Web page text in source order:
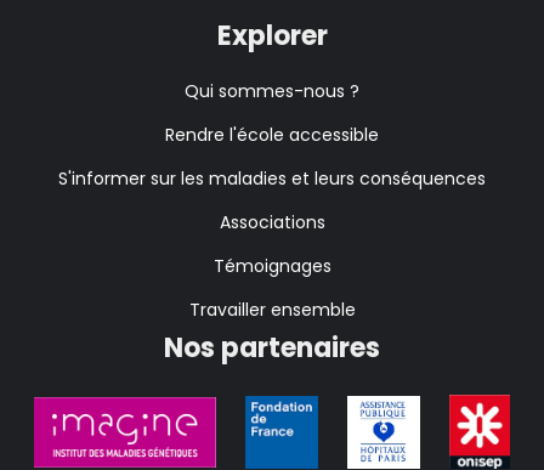
Explorer
Qui sommes-nous ?
Rendre l'école accessible
S'informer sur les maladies et leurs conséquences
Associations
Témoignages
Travailler ensemble
Nos partenaires